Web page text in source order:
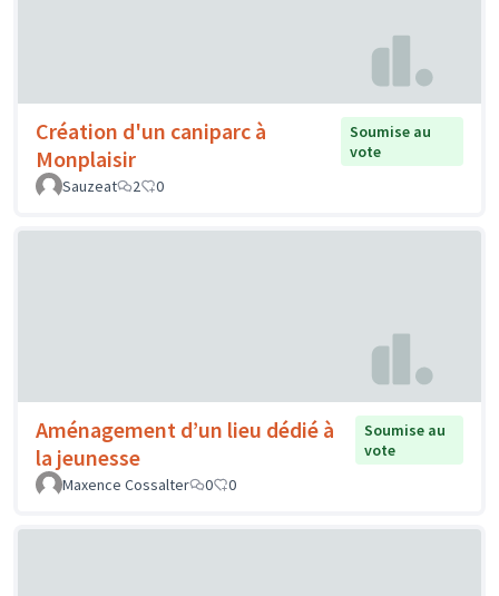
Création d'un caniparc à
Monplaisir
Soumise au
vote
Sauzeat
2 0
Aménagement d’un lieu dédié à
la jeunesse
Soumise au
vote
Maxence Cossalter
0 0